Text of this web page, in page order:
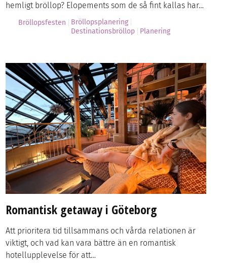
hemligt bröllop? Elopements som de så fint kallas har…
Bröllopsfesten
Bröllopsplanering
Destinationsbröllop
Planering
Romantisk getaway i Göteborg
Att prioritera tid tillsammans och vårda relationen är
viktigt, och vad kan vara bättre än en romantisk
hotellupplevelse för att…